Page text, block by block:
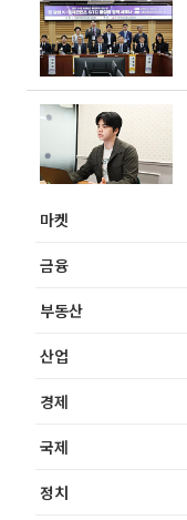
마켓
금융
부동산
산업
경제
국제
정치